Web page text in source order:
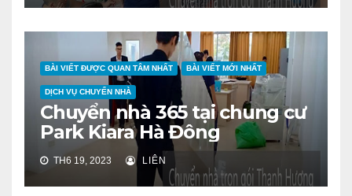
BÀI VIẾT ĐƯỢC QUAN TÂM NHẤT BÀI VIẾT MỚI NHẤT
DỊCH VỤ CHUYỂN NHÀ
Chuyển nhà 365 tại chung cư
Park Kiara Hà Đông
TH6 19, 2023 LIÊN